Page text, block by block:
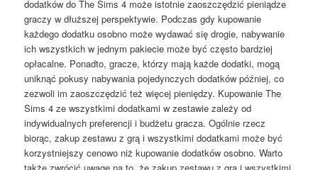
dodatków do The Sims 4 może istotnie zaoszczędzić pieniądze
graczy w dłuższej perspektywie. Podczas gdy kupowanie
każdego dodatku osobno może wydawać się drogie, nabywanie
ich wszystkich w jednym pakiecie może być często bardziej
opłacalne. Ponadto, gracze, którzy mają każde dodatki, mogą
uniknąć pokusy nabywania pojedynczych dodatków później, co
zezwoli im zaoszczędzić też więcej pieniędzy. Kupowanie The
Sims 4 ze wszystkimi dodatkami w zestawie zależy od
indywidualnych preferencji i budżetu gracza. Ogólnie rzecz
biorąc, zakup zestawu z grą i wszystkimi dodatkami może być
korzystniejszy cenowo niż kupowanie dodatków osobno. Warto